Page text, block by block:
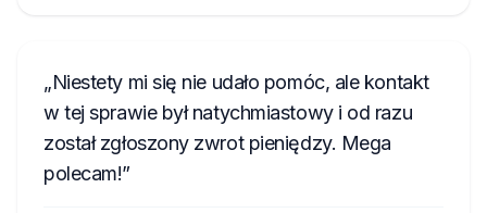
Niestety mi się nie udało pomóc, ale kontakt
w tej sprawie był natychmiastowy i od razu
został zgłoszony zwrot pieniędzy. Mega
polecam!